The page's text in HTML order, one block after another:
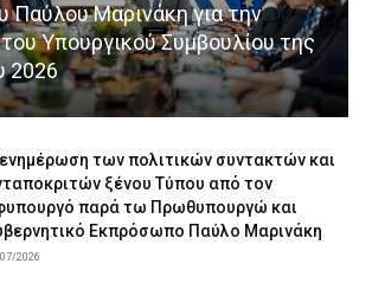
Μαρινάκη για την
Υπουργικού Συμβουλίου της
2026
των πολιτικών συντακτών και
ξένου Τύπου από τον
παρά τω Πρωθυπουργώ και
Εκπρόσωπο Παύλο Μαρινάκη
2026